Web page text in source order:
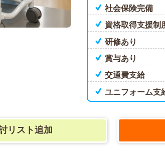
社会保険完備
資格取得支援制
研修あり
賞与あり
交通費支給
ユニフォーム支
リスト追加